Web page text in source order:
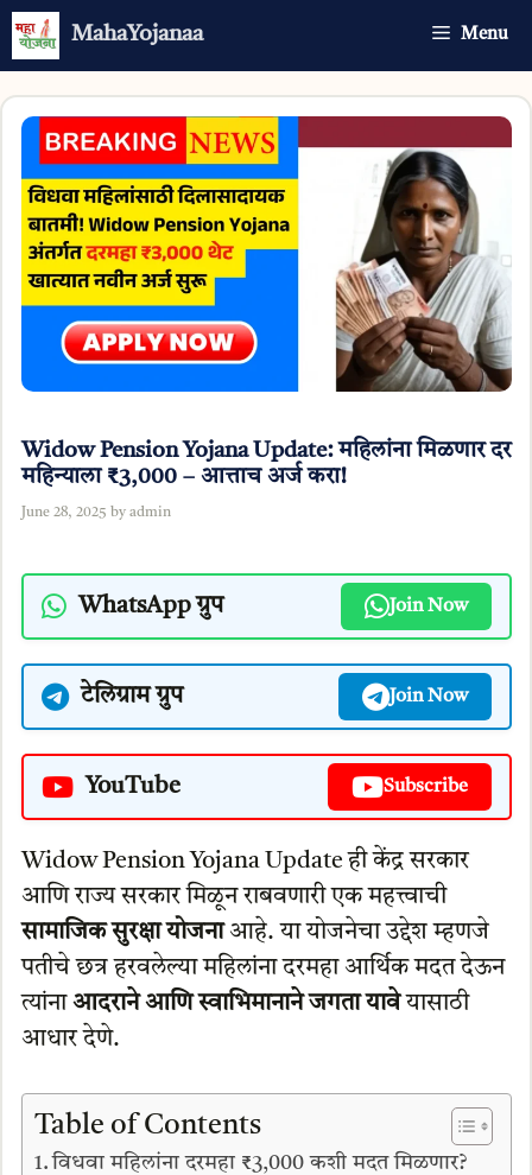
Skip
MahaYojanaa Menu
Widow Pension Yojana Update: महिलांना मिळणार दर
महिन्याला ₹3,000 – आत्ताच अर्ज करा!
June 28, 2025 by admin
WhatsApp ग्रुप Join Now
टेलिग्राम ग्रुप Join Now
YouTube Subscribe
Widow Pension Yojana Update ही केंद्र सरकार
आणि राज्य सरकार मिळून राबवणारी एक महत्त्वाची
सामाजिक सुरक्षा योजनाआहे. या योजनेचा उद्देश म्हणजे
पतीचे छत्र हरवलेल्या महिलांना दरमहा आर्थिक मदत देऊन
त्यांना आदराने आणि स्वाभिमानाने जगता यावेयासाठी
आधार देणे.
Table of Contents
विधवा महिलांना दरमहा ₹3,000 कशी मदत मिळणार?